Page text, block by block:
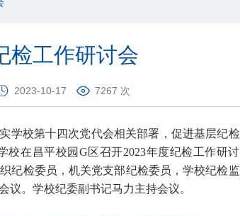
检工作研讨会
2023-10-17 7267 次
学校第十四次党代会相关部署，促进基层纪检
校在昌平校园G区召开2023年度纪检工作研讨
纪检委员，机关党支部纪检委员，学校纪检监
议。学校纪委副书记马力主持会议。